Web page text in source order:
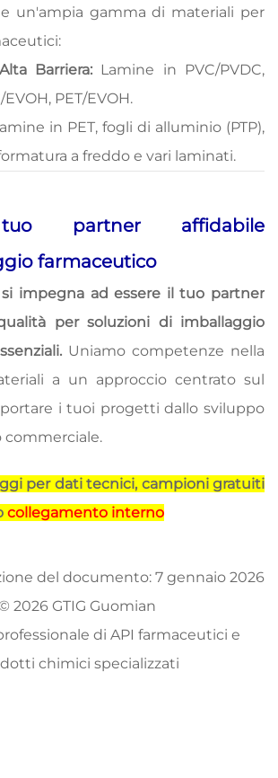
un'ampia gamma di materiali per
Barriera: Lamine in PVC/PVDC,
EVOH, PET/EVOH.
in PET, fogli di alluminio (PTP),
a freddo e vari laminati.
partner affidabile
farmaceutico
si impegna ad essere il tuo partner
per soluzioni di imballaggio
Uniamo competenze nella
a un approccio centrato sul
i tuoi progetti dallo sviluppo
commerciale.
per dati tecnici, campioni gratuiti
collegamento interno
del documento: 7 gennaio 2026
© 2026 GTIG Guomian
di API farmaceutici e
chimici specializzati